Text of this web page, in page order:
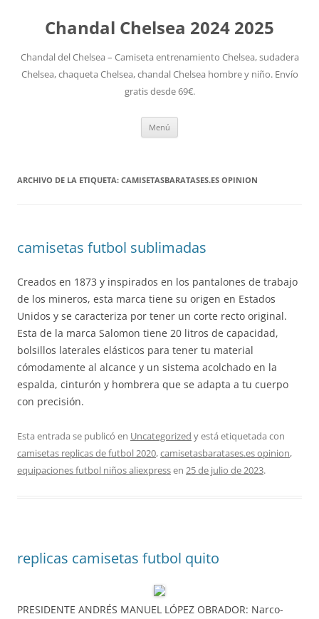
Chandal Chelsea 2024 2025
Chandal del Chelsea – Camiseta entrenamiento Chelsea, sudadera
Chelsea, chaqueta Chelsea, chandal Chelsea hombre y niño. Envío
gratis desde 69€.
Menú
ARCHIVO DE LA ETIQUETA: CAMISETASBARATASES.ES OPINION
camisetas futbol sublimadas
Creados en 1873 y inspirados en los pantalones de trabajo
de los mineros, esta marca tiene su origen en Estados
Unidos y se caracteriza por tener un corte recto original.
Esta de la marca Salomon tiene 20 litros de capacidad,
bolsillos laterales elásticos para tener tu material
cómodamente al alcance y un sistema acolchado en la
espalda, cinturón y hombrera que se adapta a tu cuerpo
con precisión.
Esta entrada se publicó en Uncategorized y está etiquetada con
camisetas replicas de futbol 2020,camisetasbaratases.es opinion,
equipaciones futbol niños aliexpressen 25 de julio de 2023.
replicas camisetas futbol quito
PRESIDENTE ANDRÉS MANUEL LÓPEZ OBRADOR: Narco-